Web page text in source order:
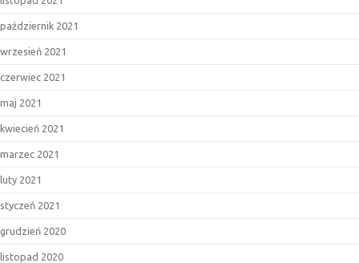
październik 2021
wrzesień 2021
czerwiec 2021
maj 2021
kwiecień 2021
marzec 2021
luty 2021
styczeń 2021
grudzień 2020
listopad 2020